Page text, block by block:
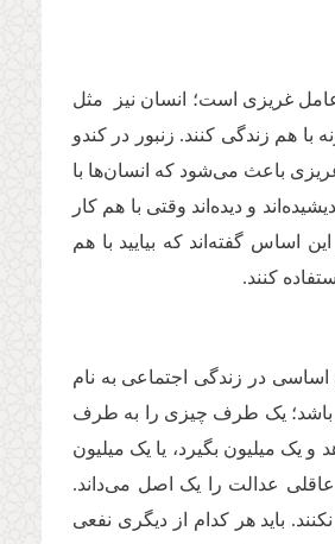
غریزی است؛ انسان نیز مثل
هم زندگی ‌کنند. زنبور در کندو
باعث می‌شود که انسان‌ها با
و دیده‌اند وقتی با هم کار
اساس گفته‌اند که بیایید با هم
کنند.
در زندگی اجتماعی به نام
باشد؛ یک طرف چیزی را به طرف
یک میلیون بگیرد، یا یک میلیون
عاقلی عدالت را یک اصل می‌داند.
باید هر کدام از دیگری نفعی